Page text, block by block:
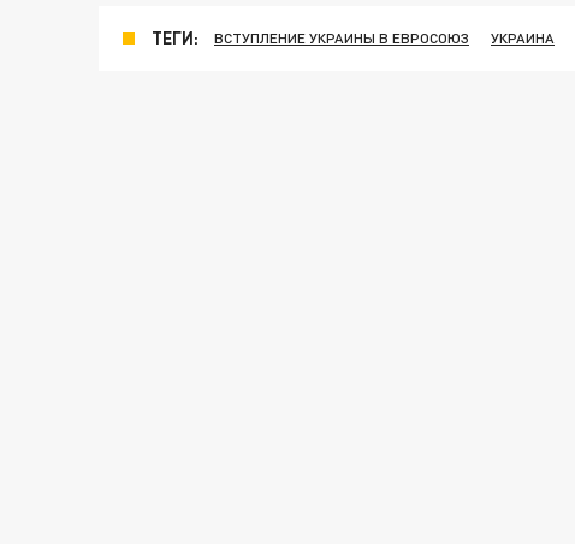
ТЕГИ: ВСТУПЛЕНИЕ УКРАИНЫ В ЕВРОСОЮЗ УКРАИНА